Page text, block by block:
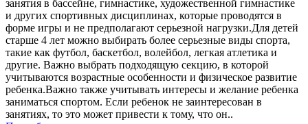
занятия в бассейне, гимнастике, художественной гимнастике
и других спортивных дисциплинах, которые проводятся в
форме игры и не предполагают серьезной нагрузки.Для детей
старше 4 лет можно выбирать более серьезные виды спорта,
такие как футбол, баскетбол, волейбол, легкая атлетика и
другие. Важно выбрать подходящую секцию, в которой
учитываются возрастные особенности и физическое развитие
ребенка.Важно также учитывать интересы и желание ребенка
заниматься спортом. Если ребенок не заинтересован в
занятиях, то это может привести к тому, что он..